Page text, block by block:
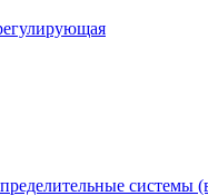
системы